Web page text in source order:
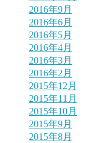
2016年9月
2016年6月
2016年5月
2016年4月
2016年3月
2016年2月
2015年12月
2015年11月
2015年10月
2015年9月
2015年8月